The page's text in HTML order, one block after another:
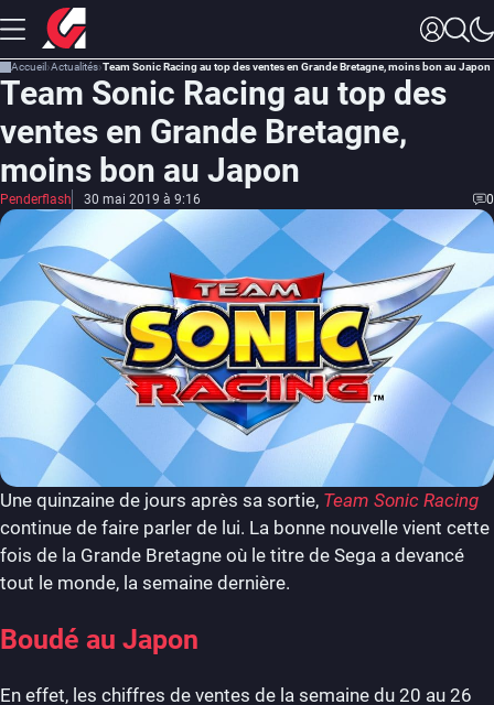
Accueil Actualités Team Sonic Racing au top des ventes en Grande Bretagne, moins bon au Japon
Team Sonic Racing au top des
ventes en Grande Bretagne,
moins bon au Japon
Penderflash 30 mai 2019 à 9:16 0
Une quinzaine de jours après sa sortie, Team Sonic Racing
continue de faire parler de lui. La bonne nouvelle vient cette
fois de la Grande Bretagne où le titre de Sega a devancé
tout le monde, la semaine dernière.
Boudé au Japon
En effet, les chiffres de ventes de la semaine du 20 au 26